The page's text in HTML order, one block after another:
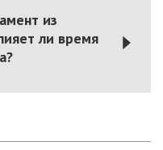
из
ли время